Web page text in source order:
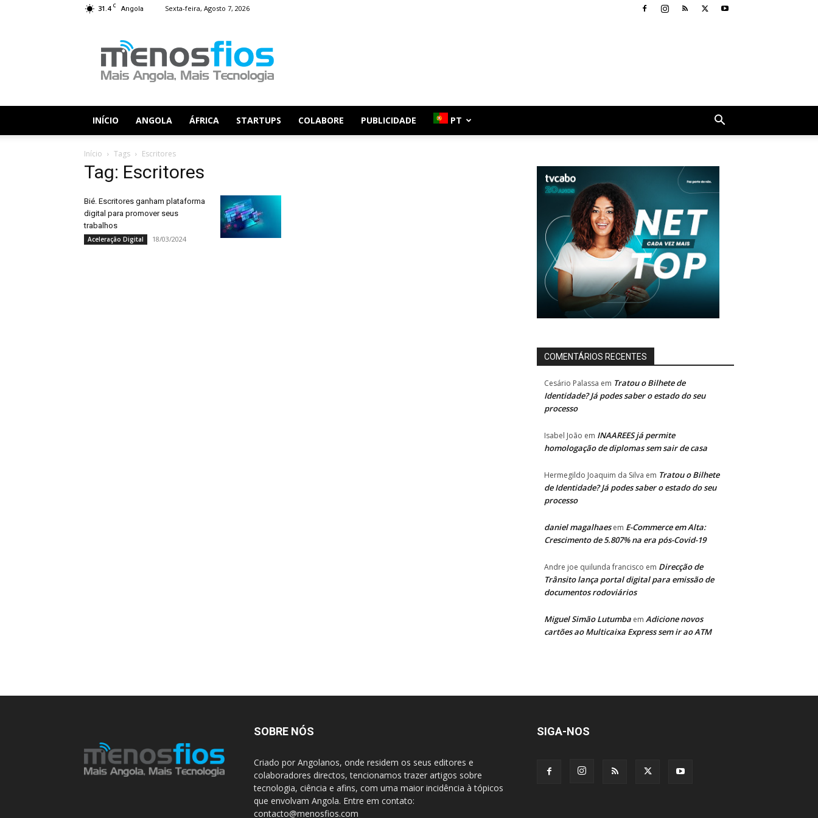
31.4 C Angola Sexta-feira, Agosto 7, 2026
Fios
INÍCIO ANGOLA ÁFRICA STARTUPS COLABORE PUBLICIDADE PT
Início Tags Escritores
Tag: Escritores
Bié. Escritores ganham plataforma
digital para promover seus
trabalhos
Aceleração Digital 18/03/2024
COMENTÁRIOS RECENTES
Cesário Palassa em Tratou o Bilhete de
Identidade? Já podes saber o estado do seu
processo
Isabel João em INAAREES já permite
homologação de diplomas sem sair de casa
Hermegildo Joaquim da Silva em Tratou o Bilhete
de Identidade? Já podes saber o estado do seu
processo
daniel magalhaesem E-Commerce em Alta:
Crescimento de 5.807% na era pós-Covid-19
Andre joe quilunda francisco em Direcção de
Trânsito lança portal digital para emissão de
documentos rodoviários
Miguel Simão Lutumba em Adicione novos
cartões ao Multicaixa Express sem ir ao ATM
SOBRE NÓS
Criado por Angolanos, onde residem os seus editores e
colaboradores directos, tencionamos trazer artigos sobre
tecnologia, ciência e afins, com uma maior incidência à tópicos
que envolvam Angola. Entre em contato:
contacto@menosfios.com
SIGA-NOS